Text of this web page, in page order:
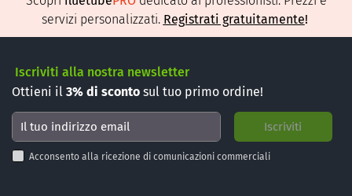
servizi personalizzati. Registrati gratuitamente!
Iscriviti alla nostra newsletter
Ottieni il 3% di sconto sul tuo primo ordine!
Acconsento alla ricezione di comunicazioni commerciali